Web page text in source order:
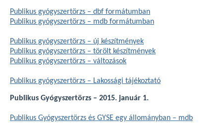
Publikus gyógyszertörzs – dbf formátumban
Publikus gyógyszertörzs – mdb formátumban
Publikus gyógyszertörzs – új készítmények
Publikus gyógyszertörzs – törölt készítmények
Publikus gyógyszertörzs – változások
Publikus gyógyszertörzs – Lakossági tájékoztató
Publikus Gyógyszertörzs – 2015. január 1.
Publikus Gyógyszertörzs és GYSE egy állományban – mdb